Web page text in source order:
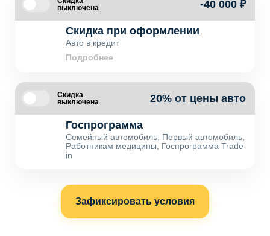
выключена
-40 000 ₽
Скидка при оформлении
Авто в кредит
Подробнее
Скидка
выключена
20% от цены авто
Госпрограмма
Семейный автомобиль, Первый автомобиль,
Работникам медицины, Госпрограмма Trade-
in
Зафиксировать условия